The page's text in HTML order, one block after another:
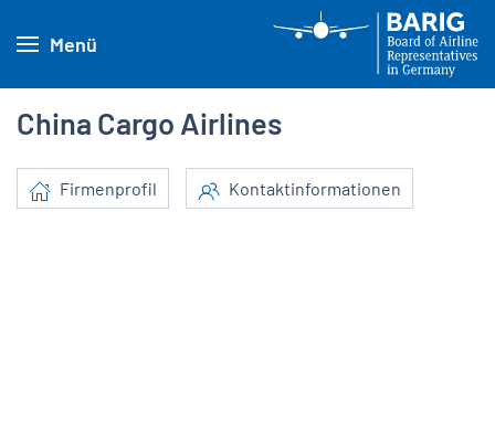
Menü
China Cargo Airlines
Firmenprofil Kontaktinformationen